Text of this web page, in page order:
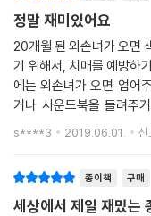
앰뷸런스야, 고마워
바다 위엔 배, 바닷속엔 잠수
구름 위를 나는 비행기
헬리콥터의 프로펠러는
날쌘돌이 오토바이
우주선을 쏘아 올리는 로켓
Part 5. 상상 나라
귀여운 고깔모자 요정
정말 재미있어요
20개월 된 외손녀가 오면
기 위해서, 치매를 예방하
에는 외손녀가 오면 업어
거나 사운드북을 들려주
그런데 두돌이 다가오는
s****3 2019.06.01. 신
종이책 구매
세상에서 제일 재밌는